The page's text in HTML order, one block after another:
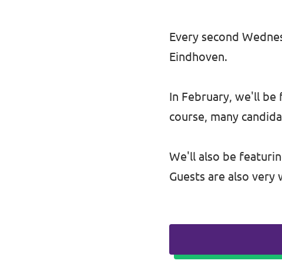
Every second
Eindhoven.
In February, we'll be
course, many
We'll also be
Guests are also very